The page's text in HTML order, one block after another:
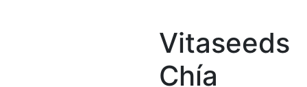
Vitaseeds
Chía